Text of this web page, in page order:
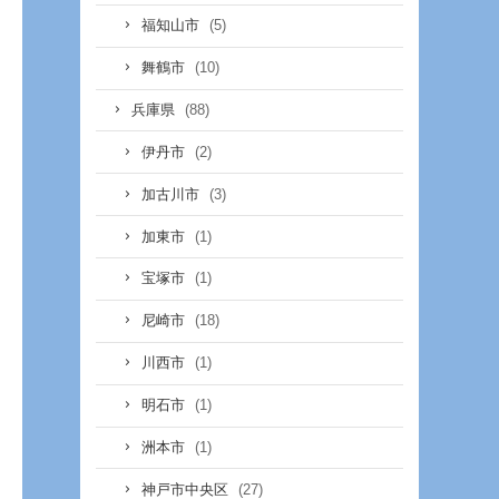
福知山市 (5)
舞鶴市 (10)
兵庫県 (88)
伊丹市 (2)
加古川市 (3)
加東市 (1)
宝塚市 (1)
尼崎市 (18)
川西市 (1)
明石市 (1)
洲本市 (1)
神戸市中央区 (27)